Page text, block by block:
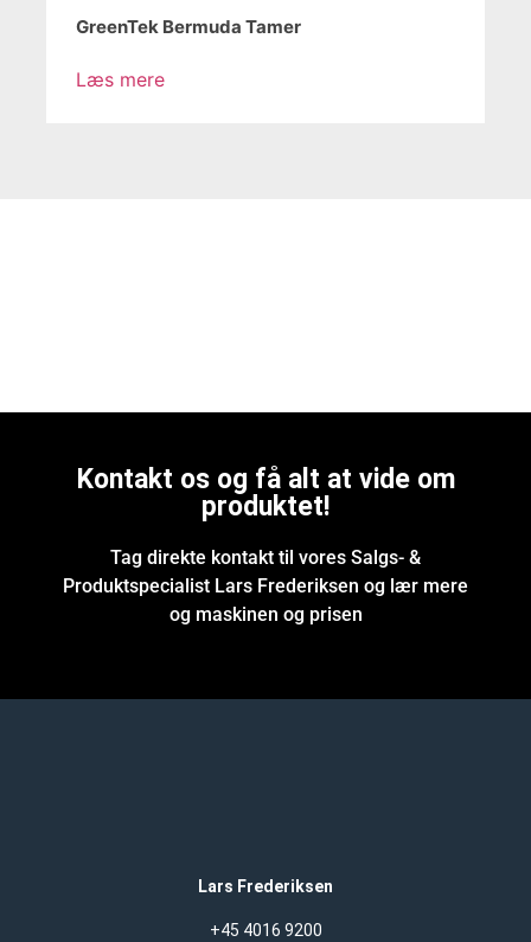
GreenTek Bermuda Tamer
Læs mere
Kontakt os og få alt at vide om
produktet!
Tag direkte kontakt til vores Salgs- &
Produktspecialist Lars Frederiksen og lær mere
og maskinen og prisen
Lars Frederiksen
+45 4016 9200